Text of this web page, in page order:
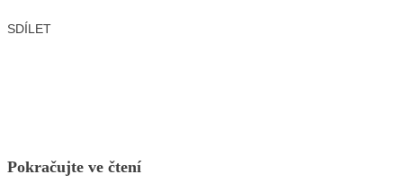
SDÍLET
Pokračujte ve čtení